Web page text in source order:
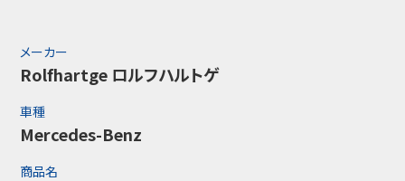
メーカー
Rolfhartge ロルフハルトゲ
車種
Mercedes-Benz
商品名